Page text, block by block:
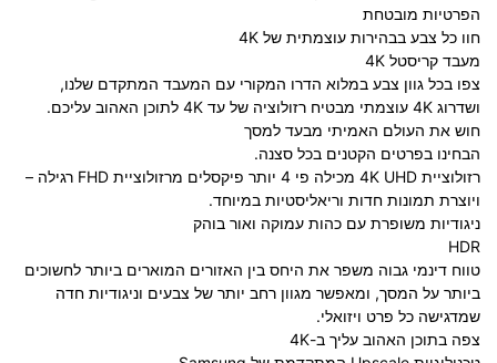
הפרטיות מובטחת
חוו כל צבע בבהירות עוצמתית של 4K
מעבד קריסטל 4K
צפו בכל גוון צבע במלוא הדרו המקורי עם המעבד המתקדם שלנו,
ושדרוג 4K עוצמתי מבטיח רזולוציה של עד 4K לתוכן האהוב עליכם.
חוש את העולם האמיתי מבעד למסך
הבחינו בפרטים הקטנים בכל סצנה.
רזולוציית 4K UHD מכילה פי 4 יותר פיקסלים מרזולוציית FHD רגילה –
ויוצרת תמונות חדות וריאליסטיות במיוחד.
ניגודיות משופרת עם כהות עמוקה ואור בוהק
HDR
טווח דינמי גבוה משפר את היחס בין האזורים המוארים ביותר לחשוכים
ביותר על המסך, ומאפשר מגוון רחב יותר של צבעים וניגודיות חדה
שמדגישה כל פרט ויזואלי.
צפה בתוכן האהוב עליך ב-4K